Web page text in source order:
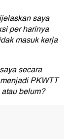
saya
per harinya
masuk kerja
secara
PKWTT
belum?